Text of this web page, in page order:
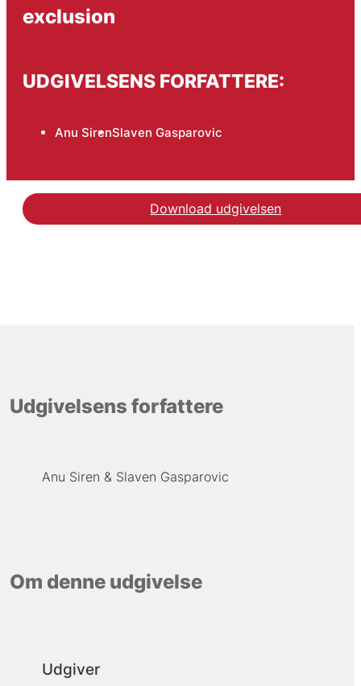
exclusion
UDGIVELSENS FORFATTERE:
Anu SirenSlaven Gasparovic
Download udgivelsen
Udgivelsens forfattere
Anu Siren Slaven Gasparovic
Om denne udgivelse
Udgiver